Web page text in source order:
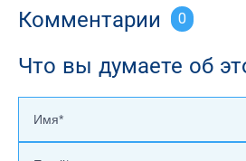
Комментарии 0
Что вы думаете об